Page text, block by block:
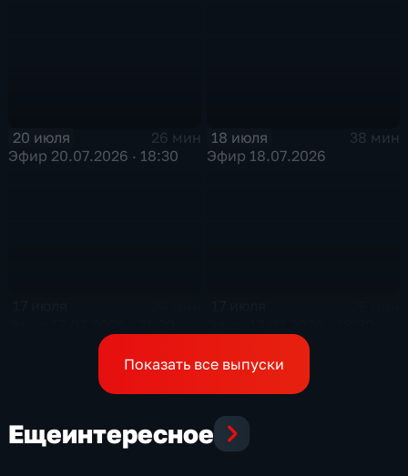
20 июля
26 мин
Эфир 20.07.2026 · 18:30
18 июля
38 мин
Эфир 18.07.2026
Показать все выпуски
Ещеинтересное